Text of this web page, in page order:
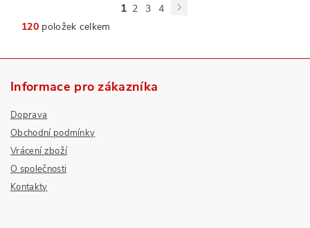
1 2 3 4
120položek celkem
Informace pro zákazníka
Doprava
Obchodní podmínky
Vrácení zboží
O společnosti
Kontakty